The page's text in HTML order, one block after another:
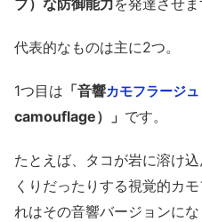
ブ）な防御能力を発達させま
代表的なものは主に2つ。
1つ目は 「音響カモフラージュ
camouflage）」 です。
たとえば、タコが岩に溶け込
くりだったりする視覚的カ
れはその音響バージョンにな